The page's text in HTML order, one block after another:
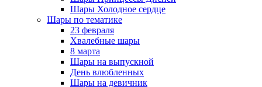
Шары Холодное сердце
Шары по тематике
23 февраля
Хвалебные шары
8 марта
Шары на выпускной
День влюбленных
Шары на девичник